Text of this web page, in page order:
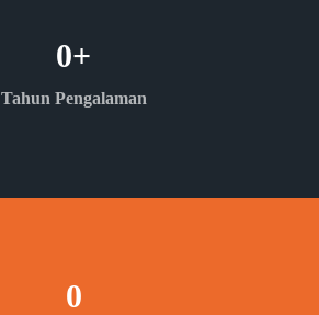
Tahun Pengalaman
0+
0